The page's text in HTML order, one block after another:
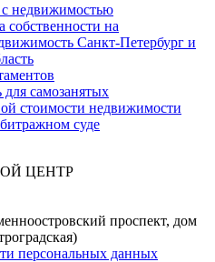
недвижимостью
собственности на
Санкт-Петербург и
самозанятых
стоимости недвижимости
суде
ЦЕНТР
проспект, дом
персональных данных